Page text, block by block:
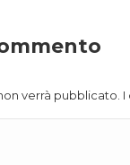
verrà pubblicato.